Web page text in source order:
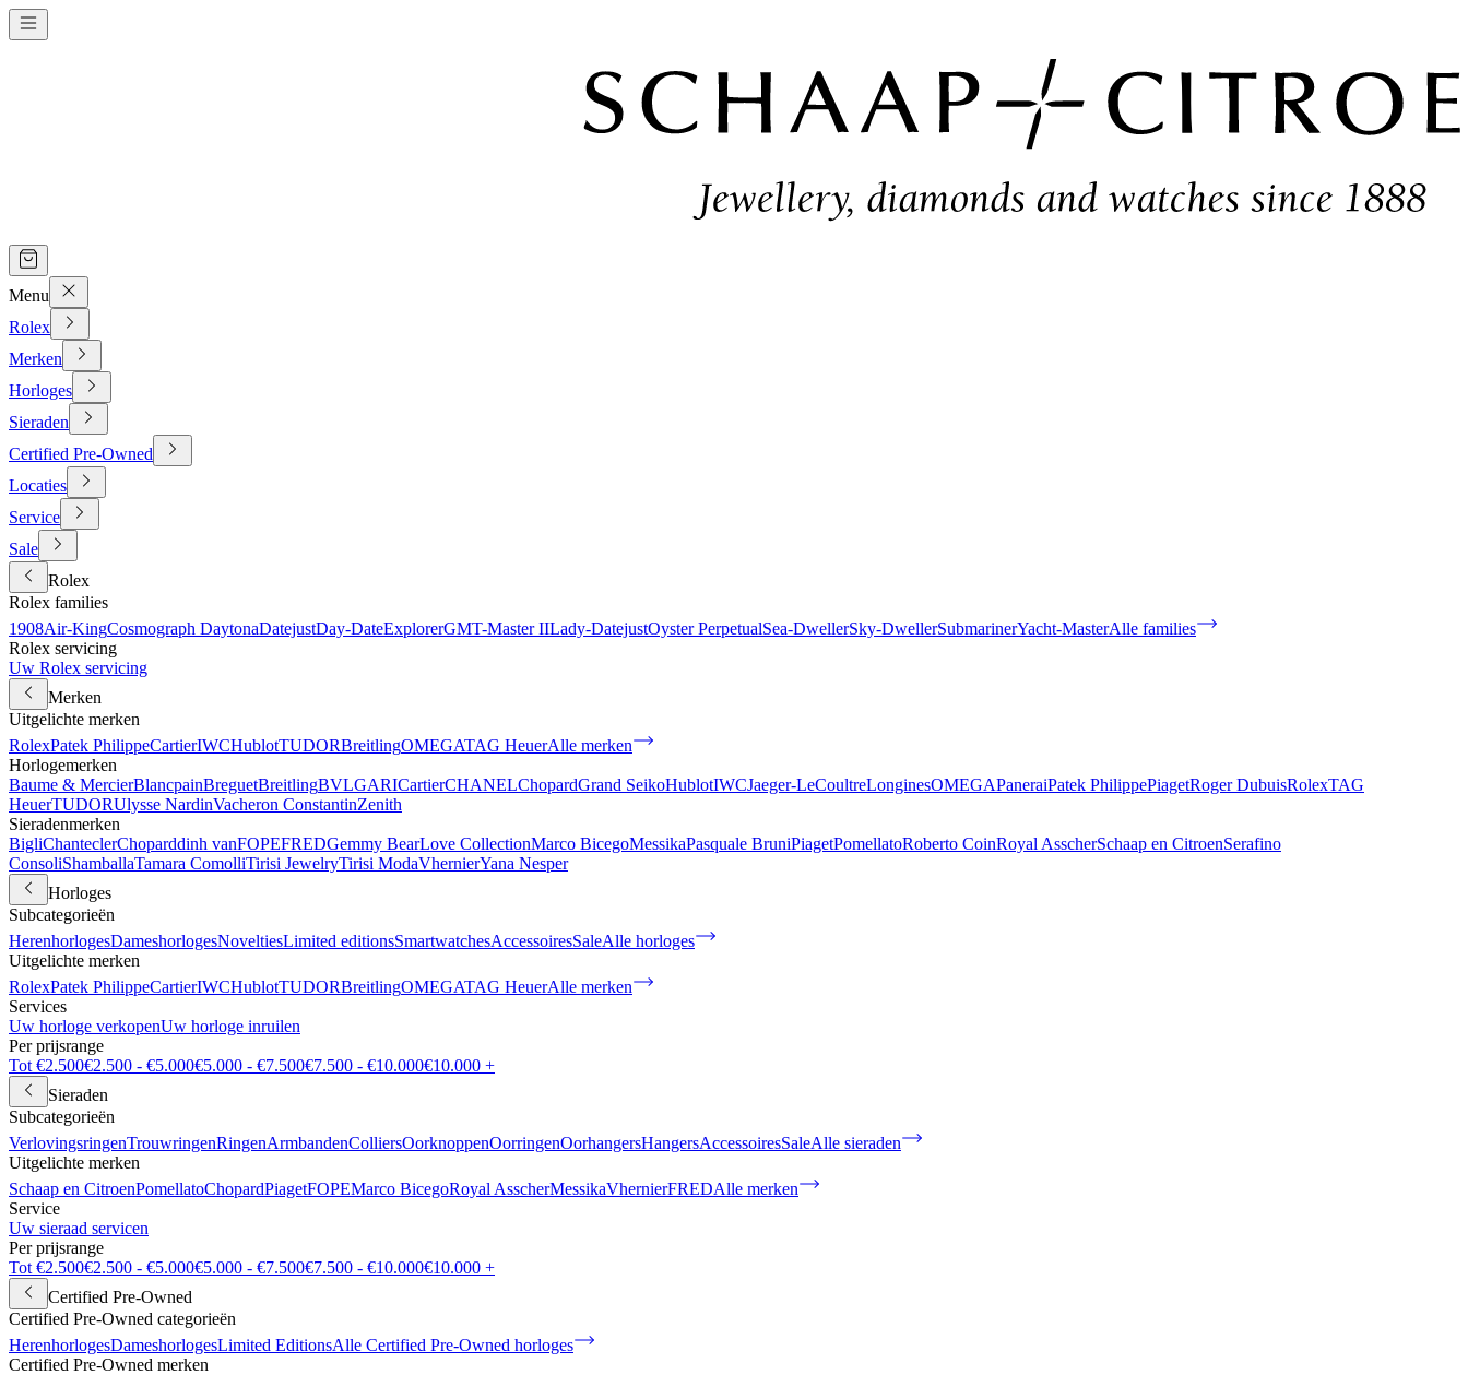
Menu
Rolex
Merken
Horloges
Sieraden
Certified Pre-Owned
Locaties
Service
Sale
Rolex
Rolex families
1908Air-KingCosmograph DaytonaDatejustDay-DateExplorerGMT-Master IILady-DatejustOyster PerpetualSea-DwellerSky-DwellerSubmarinerYacht-MasterAlle families
Rolex servicing
Uw Rolex servicing
Merken
Uitgelichte merken
RolexPatek PhilippeCartierIWCHublotTUDORBreitlingOMEGATAG HeuerAlle merken
Horlogemerken
Baume & MercierBlancpainBreguetBreitlingBVLGARICartierCHANELChopardGrand SeikoHublotIWCJaeger-LeCoultreLonginesOMEGAPaneraiPatek PhilippePiagetRoger DubuisRolexTAG
HeuerTUDORUlysse NardinVacheron ConstantinZenith
Sieradenmerken
BigliChanteclerChoparddinh vanFOPEFREDGemmy BearLove CollectionMarco BicegoMessikaPasquale BruniPiagetPomellatoRoberto CoinRoyal AsscherSchaap en CitroenSerafino
ConsoliShamballaTamara ComolliTirisi JewelryTirisi ModaVhernierYana Nesper
Horloges
Subcategorieën
HerenhorlogesDameshorlogesNoveltiesLimited editionsSmartwatchesAccessoiresSaleAlle horloges
Uitgelichte merken
RolexPatek PhilippeCartierIWCHublotTUDORBreitlingOMEGATAG HeuerAlle merken
Services
Uw horloge verkopenUw horloge inruilen
Per prijsrange
Tot €2.500€2.500 - €5.000€5.000 - €7.500€7.500 - €10.000€10.000 +
Sieraden
Subcategorieën
VerlovingsringenTrouwringenRingenArmbandenColliersOorknoppenOorringenOorhangersHangersAccessoiresSaleAlle sieraden
Uitgelichte merken
Schaap en CitroenPomellatoChopardPiagetFOPEMarco BicegoRoyal AsscherMessikaVhernierFREDAlle merken
Service
Uw sieraad servicen
Per prijsrange
Tot €2.500€2.500 - €5.000€5.000 - €7.500€7.500 - €10.000€10.000 +
Certified Pre-Owned
Certified Pre-Owned categorieën
HerenhorlogesDameshorlogesLimited EditionsAlle Certified Pre-Owned horloges
Certified Pre-Owned merken